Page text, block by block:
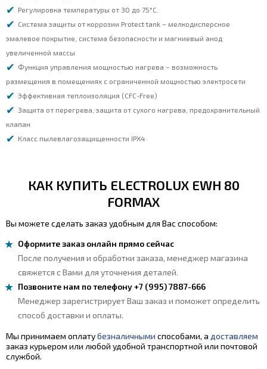
Регулировка температуры от 30 до 75°С.
Система защиты от коррозии Protect tank – мелкодисперсное
эмалевое покрытие, система безопасности и магниевый анод
увеличенной массы
Функция управления мощностью нагрева – возможность
размещения в помещениях с ограниченной мощностью электросети
Эффективная теплоизоляция (CFC-Free)
Защита от перегрева, защита от сухого нагрева, предохранительный
клапан
Класс пылевлагозащищенности IPX4
КАК КУПИТЬ ELECTROLUX EWH 80
FORMAX
Вы можете сделать заказ удобным для Вас способом:
Оформите заказ онлайн прямо сейчас
После получения и обработки заказа, менеджер магазина
свяжется с Вами для уточнения деталей.
Позвоните нам по телефону +7 (995) 7887-666
Менеджер зарегистрирует Ваш заказ и поможет определить
способ доставки и оплаты.
Мы принимаем оплатубезналичными способами, а доставляем
заказ курьером или любой удобной транспортной или почтовой
службой.